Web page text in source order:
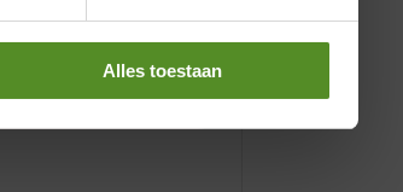
Alles toestaan